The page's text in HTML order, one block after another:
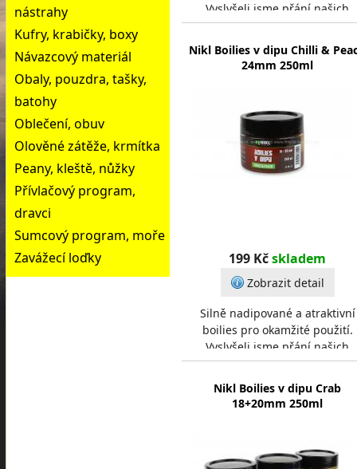
nástrahy
Kufry, krabičky, boxy
Návazcový materiál
Obaly, pouzdra, tašky,
batohy
Oblečení, obuv
Olověné zátěže, krmítka
Peany, kleště, nůžky
Přívlačový program,
dravci
Sumcový program, moře
Zavážecí loďky
Vyslyšeli jsme přání našich
zákazníků a nově do nabídky
zařazujeme dipované boil
Nikl Boilies v dipu Chilli &
24mm 250ml
199 Kčskladem
Zobrazit detail
Silně nadipované a atraktivní
boilies pro okamžité použití.
Vyslyšeli jsme přání našich
zákazníků a nově do nabídky
zařazujeme dipované boil
Nikl Boilies v dipu Crab
18+20mm 250ml